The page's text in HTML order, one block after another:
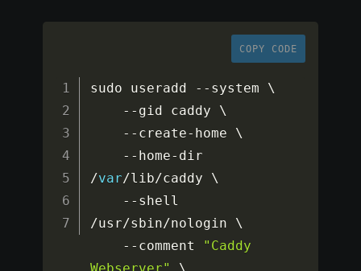
COPY CODE
sudo useradd -- system \
-- gid caddy \
-- create- home \
-- home-
/var/lib/caddy \
--
/usr/sbin/nologin \
-- comment "Caddy